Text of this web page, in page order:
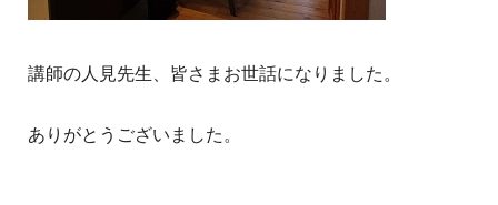
講師の人見先生、皆さまお世話になりました。
ありがとうございました。